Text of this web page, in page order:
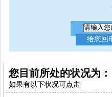
您目前所处的状况为：
如果有以下状况可点击